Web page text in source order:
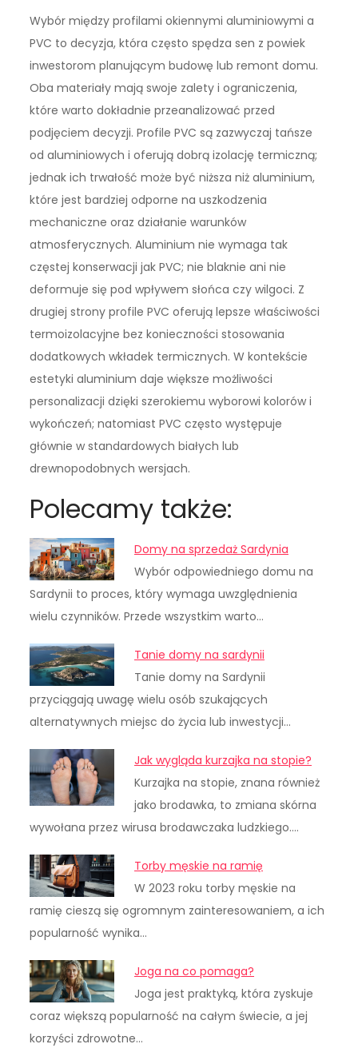
Wybór między profilami okiennymi aluminiowymi a
PVC to decyzja, która często spędza sen z powiek
inwestorom planującym budowę lub remont domu.
Oba materiały mają swoje zalety i ograniczenia,
które warto dokładnie przeanalizować przed
podjęciem decyzji. Profile PVC są zazwyczaj tańsze
od aluminiowych i oferują dobrą izolację termiczną;
jednak ich trwałość może być niższa niż aluminium,
które jest bardziej odporne na uszkodzenia
mechaniczne oraz działanie warunków
atmosferycznych. Aluminium nie wymaga tak
częstej konserwacji jak PVC; nie blaknie ani nie
deformuje się pod wpływem słońca czy wilgoci. Z
drugiej strony profile PVC oferują lepsze właściwości
termoizolacyjne bez konieczności stosowania
dodatkowych wkładek termicznych. W kontekście
estetyki aluminium daje większe możliwości
personalizacji dzięki szerokiemu wyborowi kolorów i
wykończeń; natomiast PVC często występuje
głównie w standardowych białych lub
drewnopodobnych wersjach.
Polecamy także:
Domy na sprzedaż Sardynia
Wybór odpowiedniego domu na
Sardynii to proces, który wymaga uwzględnienia
wielu czynników. Przede wszystkim warto…
Tanie domy na sardynii
Tanie domy na Sardynii
przyciągają uwagę wielu osób szukających
alternatywnych miejsc do życia lub inwestycji…
Jak wygląda kurzajka na stopie?
Kurzajka na stopie, znana również
jako brodawka, to zmiana skórna
wywołana przez wirusa brodawczaka ludzkiego.…
Torby męskie na ramię
W 2023 roku torby męskie na
ramię cieszą się ogromnym zainteresowaniem, a ich
popularność wynika…
Joga na co pomaga?
Joga jest praktyką, która zyskuje
coraz większą popularność na całym świecie, a jej
korzyści zdrowotne…